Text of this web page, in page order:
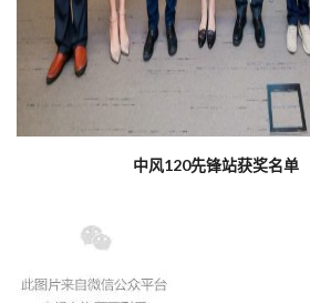
中风120先锋站获奖名单